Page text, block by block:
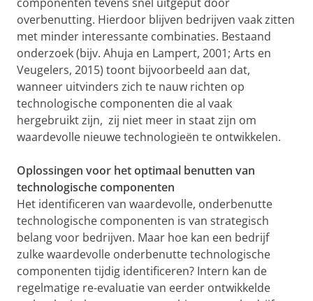
overbenutting. Hierdoor blijven bedrijven vaak zitten
met minder interessante combinaties. Bestaand
onderzoek (bijv. Ahuja en Lampert, 2001; Arts en
Veugelers, 2015) toont bijvoorbeeld aan dat,
wanneer uitvinders zich te nauw richten op
technologische componenten die al vaak
hergebruikt zijn, zij niet meer in staat zijn om
waardevolle nieuwe technologieën te ontwikkelen.
Oplossingen voor het optimaal benutten van
technologische componenten
Het identificeren van waardevolle, onderbenutte
technologische componenten is van strategisch
belang voor bedrijven. Maar hoe kan een bedrijf
zulke waardevolle onderbenutte technologische
componenten tijdig identificeren? Intern kan de
regelmatige re-evaluatie van eerder ontwikkelde